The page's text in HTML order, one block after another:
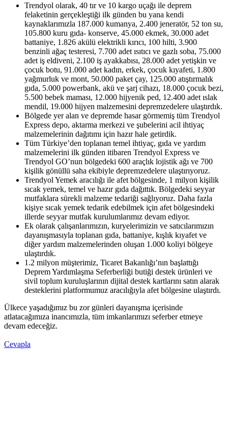
Trendyol olarak, 40 tır ve 10 kargo uçağı ile deprem
felaketinin gerçekleştiği ilk günden bu yana kendi
kaynaklarımızla 187.000 kumanya, 2.400 jeneratör, 52 ton su,
105.800 kuru gıda- konserve, 45.000 ekmek, 30.000 adet
battaniye, 1.826 akülü elektrikli kırıcı, 100 hilti, 3.900
benzinli ağaç testeresi, 7.700 adet ısıtıcı ve gazlı soba, 75.000
adet iş eldiveni, 2.100 iş ayakkabısı, 28.000 adet yetişkin ve
çocuk botu, 91.000 adet kadın, erkek, çocuk kıyafeti, 1.800
yağmurluk ve mont, 50.000 paket çay, 125.000 atıştırmalık
gıda, 5.000 powerbank, akü ve şarj cihazı, 18.000 çocuk bezi,
5.500 bebek maması, 12.000 hijyenik ped, 12.400 adet ıslak
mendil, 19.000 hijyen malzemesini depremzedelere ulaştırdık.
Bölgede yer alan ve depremde hasar görmemiş tüm Trendyol
Express depo, aktarma merkezi ve şubelerini acil ihtiyaç
malzemelerinin dağıtımı için hazır hale getirdik.
Tüm Türkiye’den toplanan temel ihtiyaç, gıda ve yardım
malzemelerini ilk günden itibaren Trendyol Express ve
Trendyol GO’nun bölgedeki 600 araçlık lojistik ağı ve 700
kişilik gönüllü saha ekibiyle depremzedelere ulaştırıyoruz.
Trendyol Yemek aracılığı ile afet bölgesinde, 1 milyon kişilik
sıcak yemek, temel ve hazır gıda dağıttık. Bölgedeki seyyar
mutfaklara sürekli malzeme tedariği sağlıyoruz. Daha fazla
kişiye sıcak yemek tedarik edebilmek için afet bölgesindeki
illerde seyyar mutfak kurulumlarımız devam ediyor.
Ek olarak çalışanlarımızın, kuryelerimizin ve satıcılarımızın
dayanışmasıyla toplanan gıda, battaniye, kışlık kıyafet ve
diğer yardım malzemelerinden oluşan 1.000 koliyi bölgeye
ulaştırdık.
1.2 milyon müşterimiz, Ticaret Bakanlığı’nın başlattığı
Deprem Yardımlaşma Seferberliği butiği destek ürünleri ve
sivil toplum kuruluşlarının dijital destek kartlarını satın alarak
desteklerini platformumuz aracılığıyla afet bölgesine ulaştırdı.
Ülkece yaşadığımız bu zor günleri dayanışma içerisinde
atlatacağımıza inancımızla, tüm imkanlarımızı seferber etmeye
devam edeceğiz.
Cevapla